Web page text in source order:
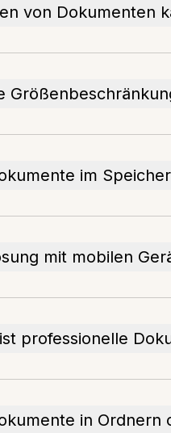
von Dokumenten
im
mit mobilen
professionelle
in Ordnern